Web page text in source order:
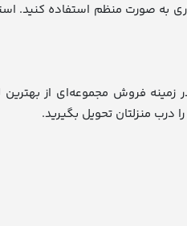
به صورت منظم استفاده کنید.
زمینه فروش مجموعه‌ای از
درب منزلتان تحویل بگیرید.